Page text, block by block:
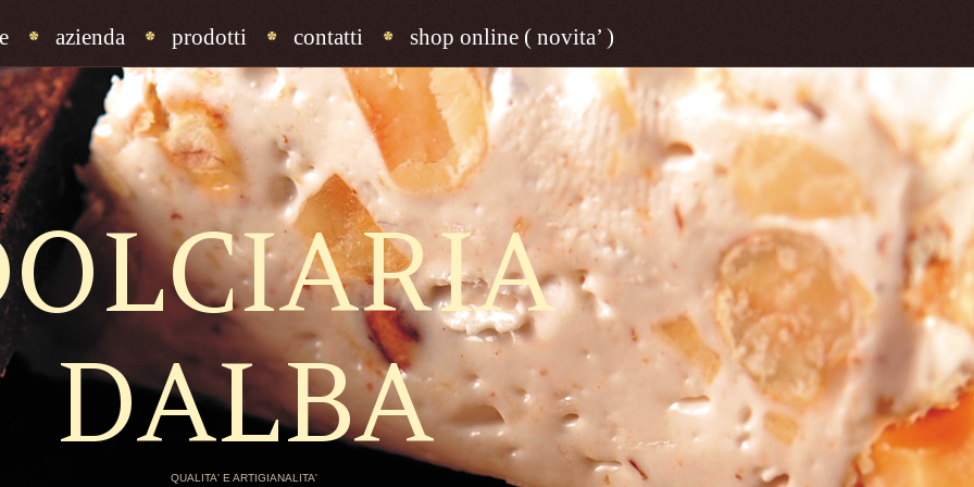
azienda prodotti contatti shop online ( novita’ )
DALBA
QUALITA' E ARTIGIANALITA'